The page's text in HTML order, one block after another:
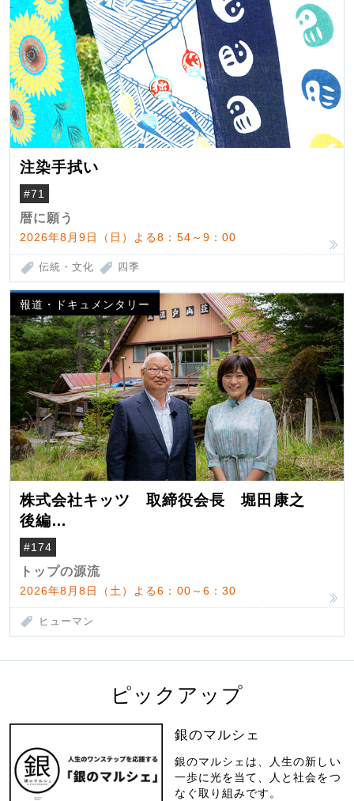
注染手拭い
#71
暦に願う
2026年8月9日（日）よる8：54～9：00
伝統・文化 四季
報道・ドキュメンタリー
株式会社キッツ 取締役会長 堀田康之
後編
米国駐在でも浮かんだ八ヶ岳 山小屋を営
んだ父母
#174
トップの源流
2026年8月8日（土）よる6：00～6：30
ヒューマン
ピックアップ
銀のマルシェ
銀のマルシェは、人生の新しい
一歩に光を当て、人と社会をつ
なぐ取り組みです。